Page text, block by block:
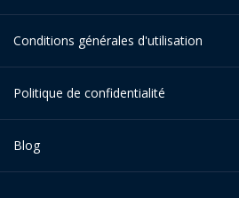
Conditions générales d'utilisation
Politique de confidentialité
Blog